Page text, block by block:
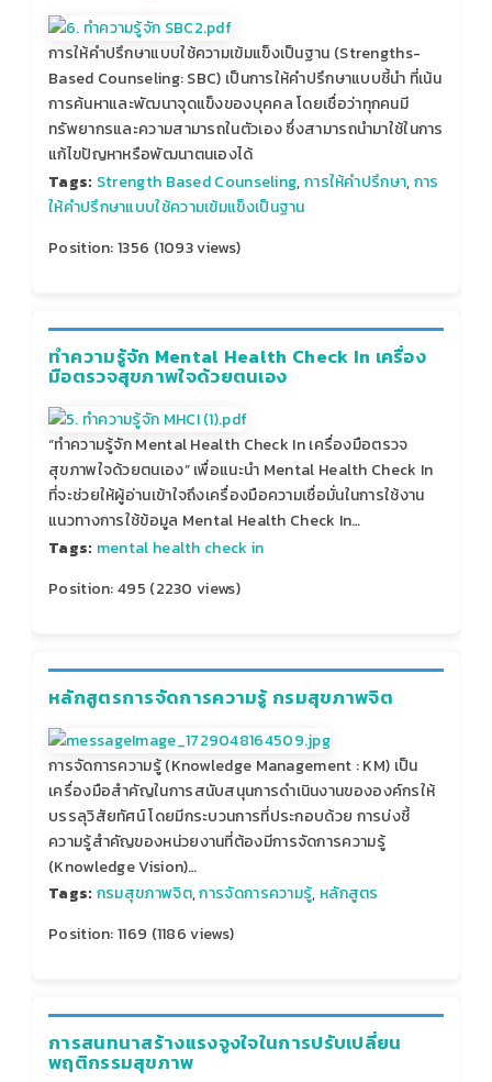
การให้คำปรึกษาแบบใช้ความเข้มแข็งเป็นฐาน (Strengths-
Based Counseling: SBC) เป็นการให้คำปรึกษาแบบชี้นำ ที่เน้น
การค้นหาและพัฒนาจุดแข็งของบุคคล โดยเชื่อว่าทุกคนมี
ทรัพยากรและความสามารถในตัวเอง ซึ่งสามารถนำมาใช้ในการ
แก้ไขปัญหาหรือพัฒนาตนเองได้
Tags: Strength Based Counseling,การให้คำปรึกษา,การ
ให้คำปรึกษาแบบใช้ความเข้มแข็งเป็นฐาน
Position:1356 (1093views)
ทำความรู้จัก Mental Health Check In เครื่อง
มือตรวจสุขภาพใจด้วยตนเอง
“ทําความรู้จัก Mental Health Check In เครื่องมือตรวจ
สุขภาพใจด้วยตนเอง” เพื่อแนะนํา Mental Health Check In
ที่จะช่วยให้ผู้อ่านเข้าใจถึงเครื่องมือความเชื่อมั่นในการใช้งาน
แนวทางการใช้ข้อมูล Mental Health Check In…
Tags: mental health check in
Position:495 (2230 views)
หลักสูตรการจัดการความรู้ กรมสุขภาพจิต
การจัดการความรู้ (Knowledge Management : KM) เป็น
เครื่องมือสำคัญในการสนับสนุนการดำเนินงานขององค์กรให้
บรรลุวิสัยทัศน์ โดยมีกระบวนการที่ประกอบด้วย การบ่งชี้
ความรู้สำคัญของหน่วยงานที่ต้องมีการจัดการความรู้
(Knowledge Vision)…
Tags: กรมสุขภาพจิต,การจัดการความรู้, หลักสูตร
Position:1169 (1186views)
การสนทนาสร้างแรงจูงใจในการปรับเปลี่ยน
พฤติกรรมสุขภาพ